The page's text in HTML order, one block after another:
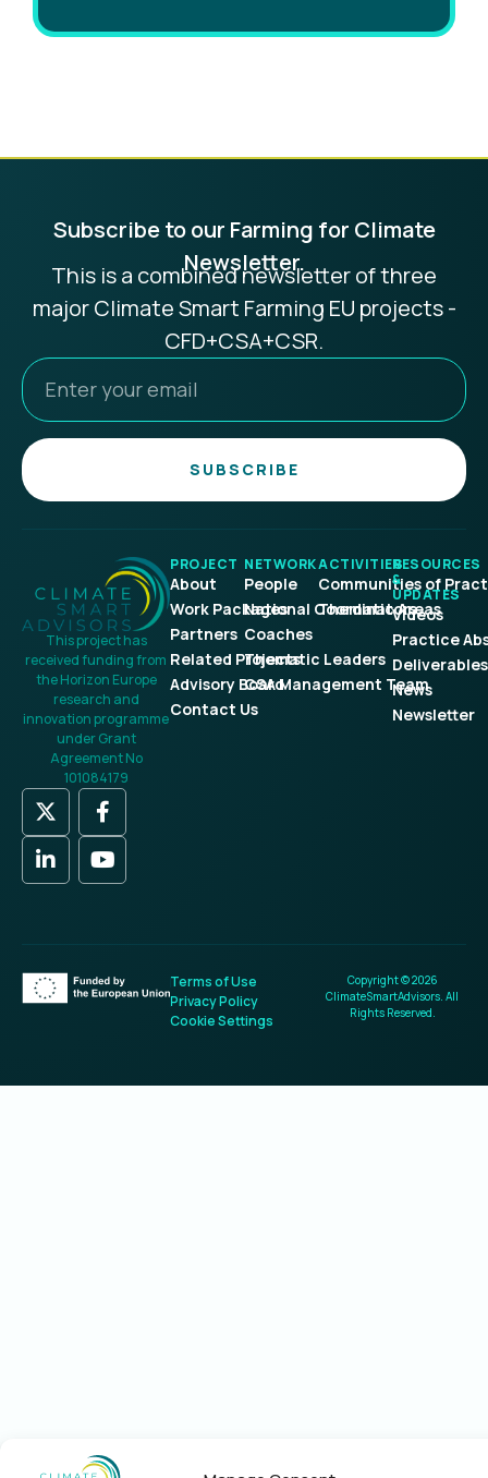
Subscribe to our Farming for Climate
Newsletter.
This is a combined newsletter of three
major Climate Smart Farming EU projects -
CFD+CSA+CSR.
SUBSCRIBE
This project has
received funding from
the Horizon Europe
research and
innovation programme
under Grant
Agreement No
101084179
PROJECT
About
Work Packages
Partners
Related Projects
Advisory Board
Contact Us
NETWORK
People
National Coordinators
Coaches
Thematic Leaders
CSA Management Team
ACTIVITIES
Communities of
Thematic Areas
RESOURCES
&
UPDATES
Videos
Practice
Deliverables
News
Newsletter
Copyright © 2026
ClimateSmartAdvisors. All
Rights Reserved.
Terms of Use
Privacy Policy
Cookie Settings